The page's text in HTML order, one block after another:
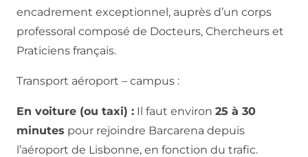
encadrement exceptionnel, auprès d’un corps
professoral composé de Docteurs, Chercheurs et
Praticiens français.
Transport aéroport – campus :
En voiture (ou taxi) : Il faut environ 25 à 30
minutes pour rejoindre Barcarena depuis
l’aéroport de Lisbonne, en fonction du trafic.